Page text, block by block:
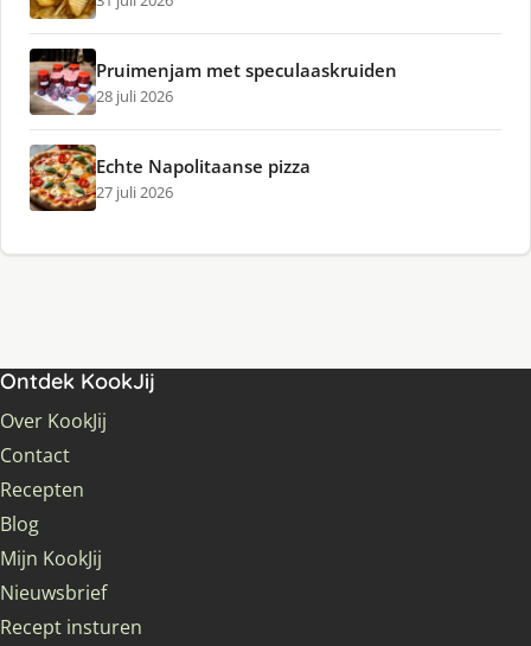
Pruimenjam met speculaaskruiden
28 juli 2026
Echte Napolitaanse pizza
27 juli 2026
Ontdek KookJij
Over KookJij
Contact
Recepten
Blog
Mijn KookJij
Nieuwsbrief
Recept insturen